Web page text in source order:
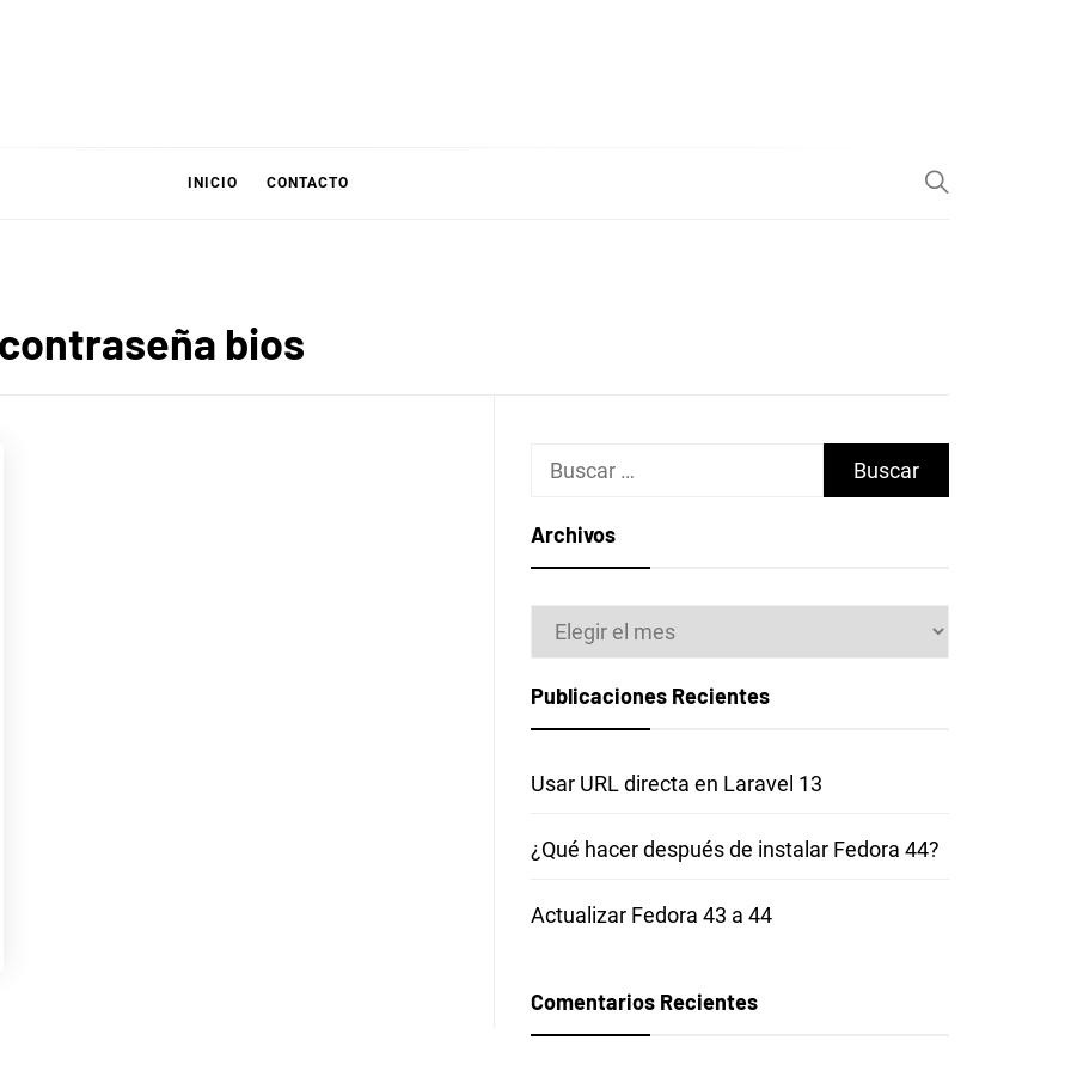
INICIO CONTACTO
bios
Buscar:
Archivos
Archivos
Publicaciones Recientes
Usar URL directa en Laravel 13
¿Qué hacer después de instalar Fedora 44?
Actualizar Fedora 43 a 44
Comentarios Recientes